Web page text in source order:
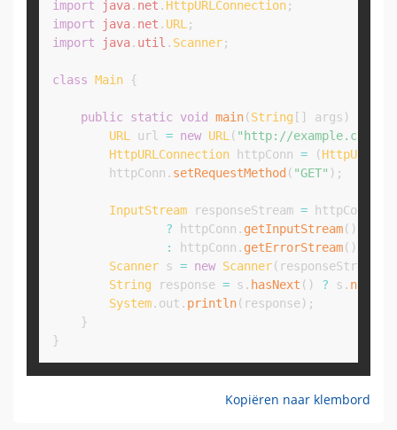
import
java. net . HttpURLConnection;
import
java. net . URL ;
import
java. util . Scanner;
class Main {
public static void main(String [ ] args )
URL
url = new URL ( "http://example.com"
HttpURLConnection httpConn = (
        httpConn
. setRequestMethod ( "GET" ) ;
InputStream responseStream = httpConn
? httpConn . getInputStream( )
:
httpConn . getErrorStream( )
Scanner s = new Scanner( responseStream
String response = s . hasNext ( ) ? s . next
System. out . println( response) ;
}
}
Kopiëren naar klembord